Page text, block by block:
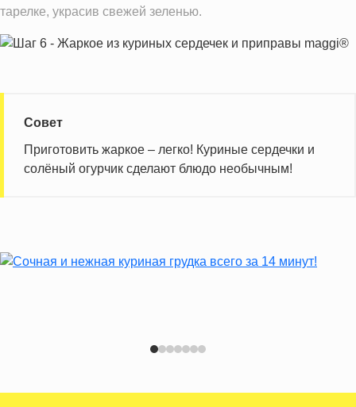
тарелке, украсив свежей зеленью.
Совет
Приготовить жаркое – легко! Куриные сердечки и
солёный огурчик сделают блюдо необычным!